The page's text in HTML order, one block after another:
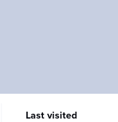
Last visited